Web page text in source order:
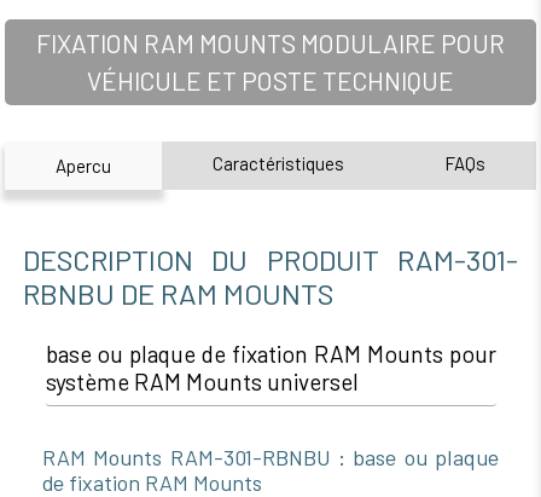
FIXATION RAM MOUNTS MODULAIRE POUR
VÉHICULE ET POSTE TECHNIQUE
Apercu Caractéristiques FAQs
DESCRIPTION DU PRODUIT RAM-301-
RBNBU DE RAM MOUNTS
base ou plaque de fixation RAM Mounts pour
système RAM Mounts universel
RAM Mounts RAM-301-RBNBU : base ou plaque
de fixation RAM Mounts